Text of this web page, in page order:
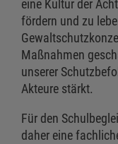
eine Kultur der
fördern und zu
Maßnahmen
unserer
Akteure stärkt.
Für den
daher eine